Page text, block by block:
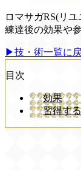
ロマサガRS(リ
練達後の効果や
▶技・術一覧に
目次
効果
習得す